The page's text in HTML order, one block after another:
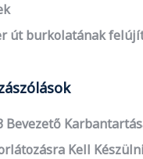
út burkolatának
Bevezető
Kell